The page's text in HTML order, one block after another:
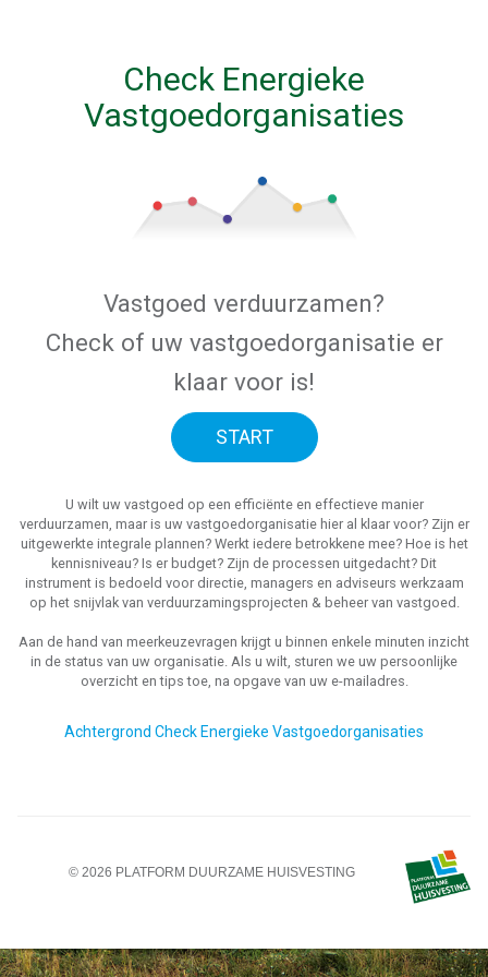
Check Energieke
Vastgoedorganisaties
Vastgoed verduurzamen?
Check of uw vastgoedorganisatie er
klaar voor is!
START
U wilt uw vastgoed op een efficiënte en effectieve manier
verduurzamen, maar is uw vastgoedorganisatie hier al klaar voor? Zijn er
uitgewerkte integrale plannen? Werkt iedere betrokkene mee? Hoe is het
kennisniveau? Is er budget? Zijn de processen uitgedacht? Dit
instrument is bedoeld voor directie, managers en adviseurs werkzaam
op het snijvlak van verduurzamingsprojecten & beheer van vastgoed.
Aan de hand van meerkeuzevragen krijgt u binnen enkele minuten inzicht
in de status van uw organisatie. Als u wilt, sturen we uw persoonlijke
overzicht en tips toe, na opgave van uw e-mailadres.
Achtergrond Check Energieke Vastgoedorganisaties
© 2026 PLATFORM DUURZAME HUISVESTING